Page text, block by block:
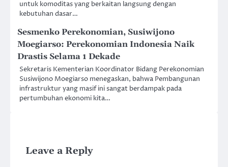
untuk komoditas yang berkaitan langsung dengan
kebutuhan dasar…
Sesmenko Perekonomian, Susiwijono
Moegiarso: Perekonomian Indonesia Naik
Drastis Selama 1 Dekade
Sekretaris Kementerian Koordinator Bidang Perekonomian
Susiwijono Moegiarso menegaskan, bahwa Pembangunan
infrastruktur yang masif ini sangat berdampak pada
pertumbuhan ekonomi kita…
Leave a Reply